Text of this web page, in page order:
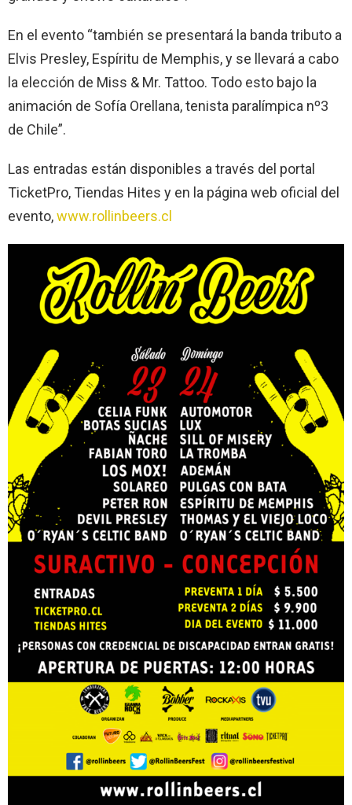
En el evento “también se presentará la banda tributo a
Elvis Presley, Espíritu de Memphis, y se llevará a cabo
la elección de Miss & Mr. Tattoo. Todo esto bajo la
animación de Sofía Orellana, tenista paralímpica nº3
de Chile”.
Las entradas están disponibles a través del portal
TicketPro, Tiendas Hites y en la página web oficial del
evento,www.rollinbeers.cl